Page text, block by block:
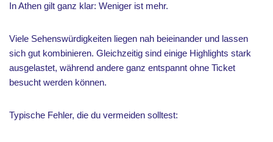
In Athen gilt ganz klar: Weniger ist mehr.
Viele Sehenswürdigkeiten liegen nah beieinander und lassen
sich gut kombinieren. Gleichzeitig sind einige Highlights stark
ausgelastet, während andere ganz entspannt ohne Ticket
besucht werden können.
Typische Fehler, die du vermeiden solltest: